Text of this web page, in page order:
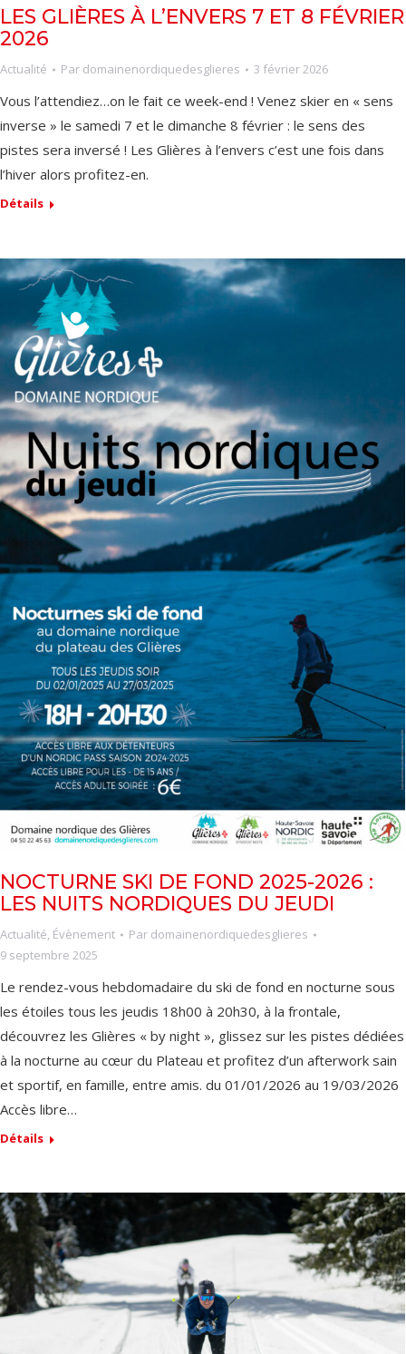
LES GLIÈRES À L’ENVERS 7 ET 8 FÉVRIER
2026
Actualité Par domainenordiquedesglieres 3 février 2026
Vous l’attendiez…on le fait ce week-end ! Venez skier en « sens
inverse » le samedi 7 et le dimanche 8 février : le sens des
pistes sera inversé ! Les Glières à l’envers c’est une fois dans
l’hiver alors profitez-en.
Détails
NOCTURNE SKI DE FOND 2025-2026 :
LES NUITS NORDIQUES DU JEUDI
Actualité, Évènement Par domainenordiquedesglieres
9 septembre 2025
Le rendez-vous hebdomadaire du ski de fond en nocturne sous
les étoiles tous les jeudis 18h00 à 20h30, à la frontale,
découvrez les Glières « by night », glissez sur les pistes dédiées
à la nocturne au cœur du Plateau et profitez d’un afterwork sain
et sportif, en famille, entre amis. du 01/01/2026 au 19/03/2026
Accès libre…
Détails